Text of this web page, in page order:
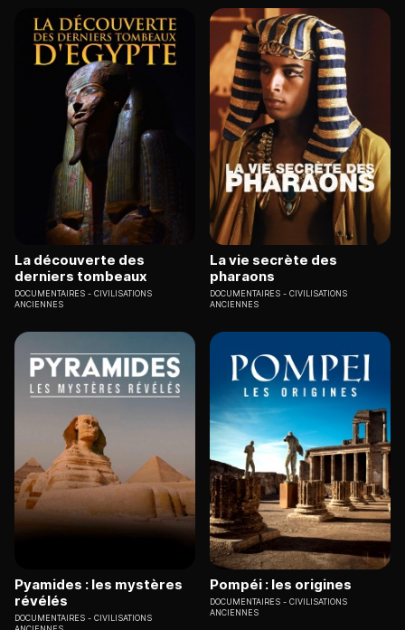
La découverte des
derniers tombeaux
DOCUMENTAIRES
CIVILISATIONS
ANCIENNES
La vie secrète des
pharaons
DOCUMENTAIRES
CIVILISATIONS
ANCIENNES
Pyamides : les mystères
révélés
DOCUMENTAIRES
CIVILISATIONS
Pompéi : les origines
DOCUMENTAIRES
CIVILISATIONS
ANCIENNES